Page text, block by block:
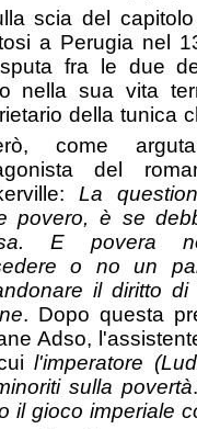
scia del
a Perugia nel
fra le due
nella sua vita
della tunica
come
del
La
povero, è se
E povera
o no un
il diritto
. Dopo questa
Adso,
l'imperatore
sulla povertà
il gioco imperiale